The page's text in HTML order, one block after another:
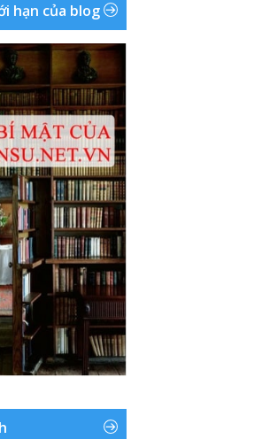
hạn của blog